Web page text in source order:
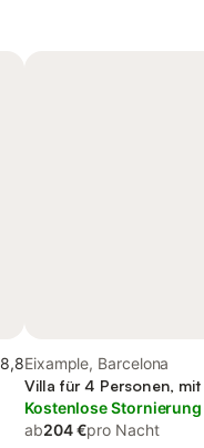
8,8Eixample, Barcelona
Villa für 4 Personen,
Kostenlose Stornierung
ab204 €pro Nacht